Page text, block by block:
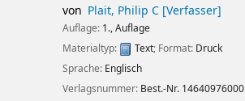
von Plait, Philip C[Verfasser]
Auflage: 1., Auflage
Materialtyp:
Text; Format: Druck
Sprache: Englisch
Verlagsnummer: Best.-Nr. 14640976000